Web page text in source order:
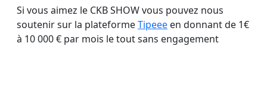
Si vous aimez le CKB SHOW vous pouvez nous
soutenir sur la plateformeTipeee en donnant de 1€
à 10 000 € par mois le tout sans engagement